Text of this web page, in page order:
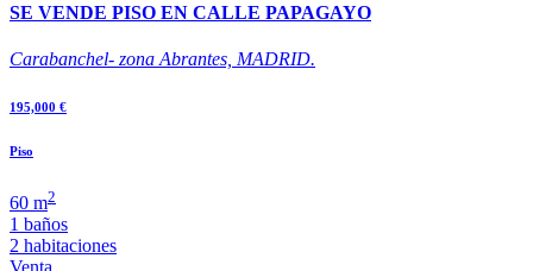
SE VENDE PISO EN CALLE PAPAGAYO
Carabanchel- zona Abrantes, MADRID.
195,000 €
Piso
60 m2
1 baños
2 habitaciones